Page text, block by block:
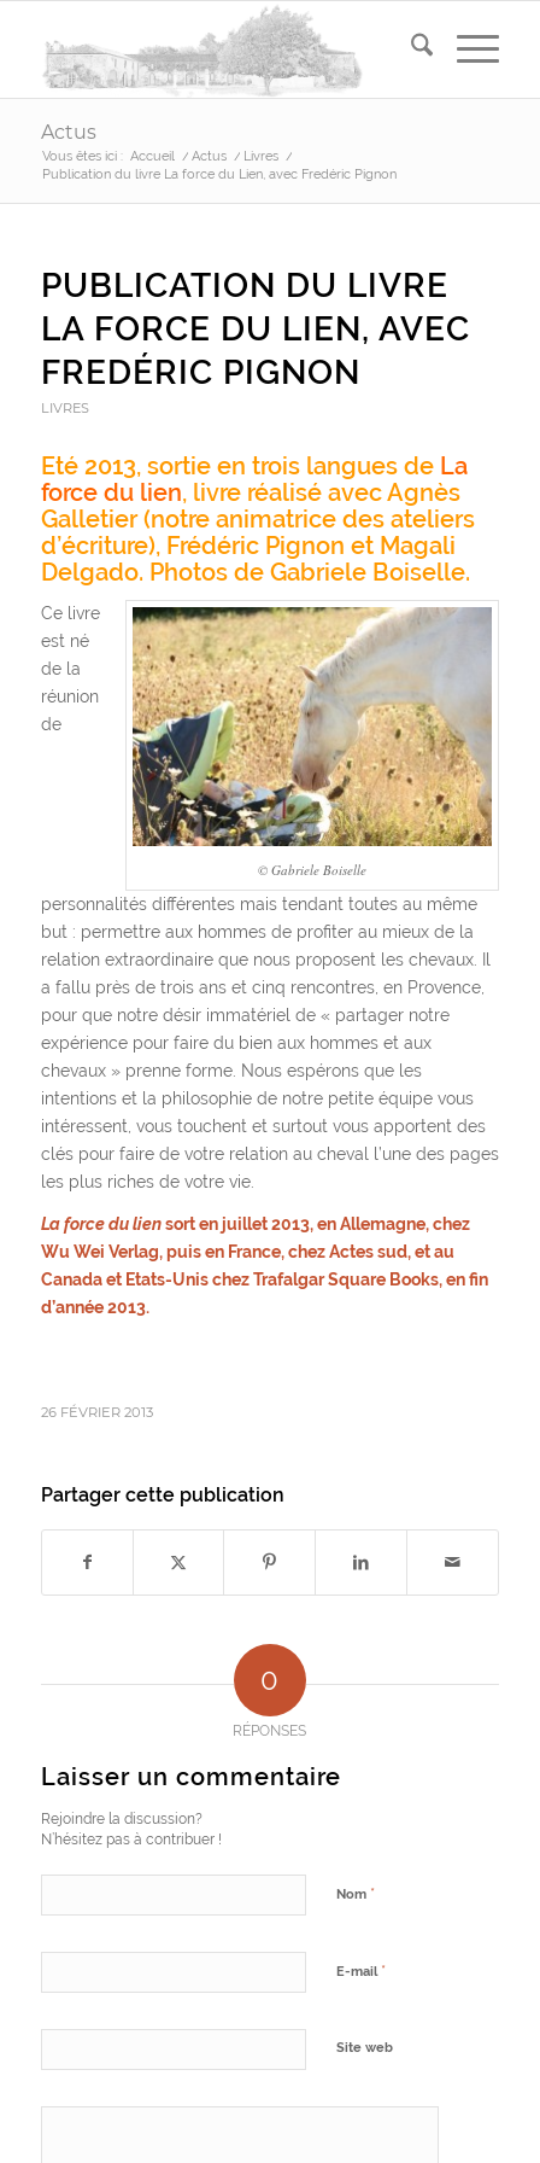
Actus
Vous êtes ici : Accueil / Actus / Livres /
Publication du livre La force du Lien, avec Fredéric Pignon
PUBLICATION DU LIVRE
LA FORCE DU LIEN, AVEC
FREDÉRIC PIGNON
LIVRES
Eté 2013, sortie en trois langues deLa
force du lien, livre réalisé avec Agnès
Galletier (notre animatrice des ateliers
d’écriture), Frédéric Pignon et Magali
Delgado. Photos de Gabriele Boiselle.
© Gabriele Boiselle
Ce livre
est né
de la
réunion
de
personnalités différentes mais tendant toutes au même
but : permettre aux hommes de profiter au mieux de la
relation extraordinaire que nous proposent les chevaux. Il
a fallu près de trois ans et cinq rencontres, en Provence,
pour que notre désir immatériel de « partager notre
expérience pour faire du bien aux hommes et aux
chevaux » prenne forme. Nous espérons que les
intentions et la philosophie de notre petite équipe vous
intéressent, vous touchent et surtout vous apportent des
clés pour faire de votre relation au cheval l’une des pages
les plus riches de votre vie.
La force du liensort en juillet 2013, en Allemagne, chez
Wu Wei Verlag, puis en France, chez Actes sud, et au
Canada et Etats-Unis chez Trafalgar Square Books, en fin
d’année 2013.
26 FÉVRIER 2013
Partager cette publication
0
RÉPONSES
Laisser un commentaire
Rejoindre la discussion?
N’hésitez pas à contribuer !
Nom *
E-mail *
Site web